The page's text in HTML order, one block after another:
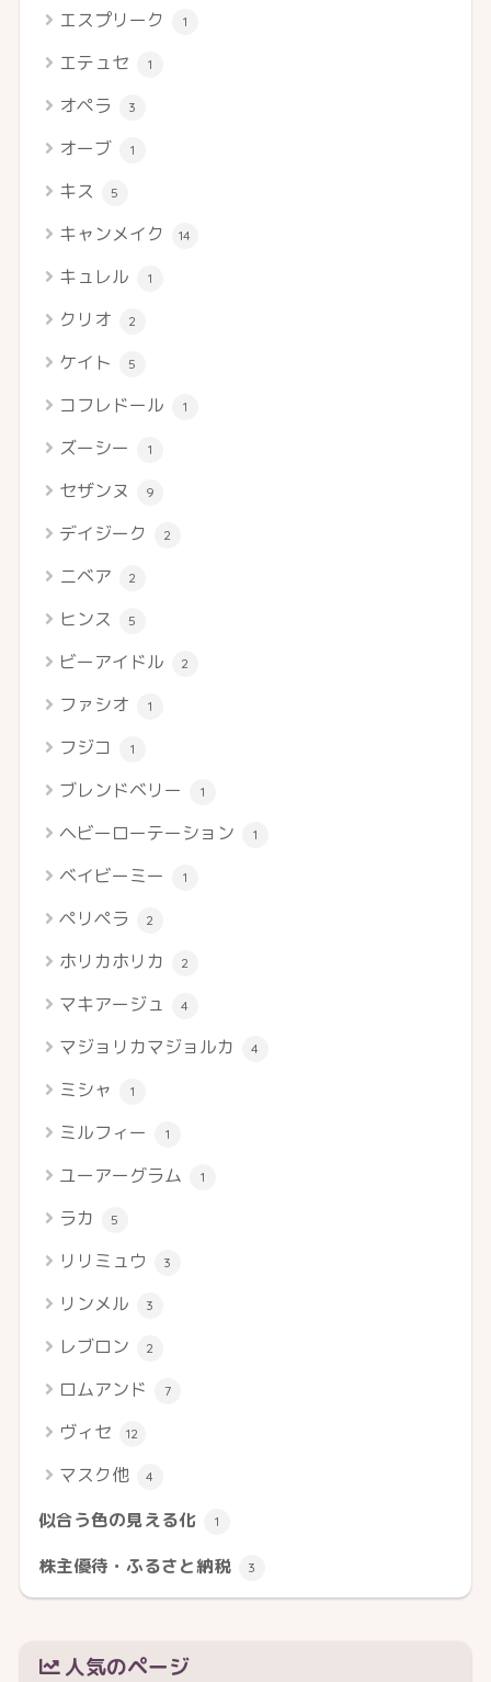
エスプリーク 1
エテュセ 1
オペラ 3
オーブ 1
キス 5
キャンメイク 14
キュレル 1
クリオ 2
ケイト 5
コフレドール 1
ズーシー 1
セザンヌ 9
デイジーク 2
ニベア 2
ヒンス 5
ビーアイドル 2
ファシオ 1
フジコ 1
ブレンドベリー 1
ヘビーローテーション 1
ベイビーミー 1
ペリペラ 2
ホリカホリカ 2
マキアージュ 4
マジョリカマジョルカ 4
ミシャ 1
ミルフィー 1
ユーアーグラム 1
ラカ 5
リリミュウ 3
リンメル 3
レブロン 2
ロムアンド 7
ヴィセ 12
マスク他 4
似合う色の見える化 1
株主優待・ふるさと納税 3
人気のページ